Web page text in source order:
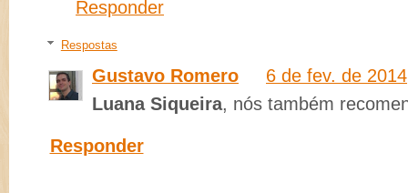
Responder
Respostas
Gustavo Romero
6 de fev. de
Luana Siqueira, nós também
Responder